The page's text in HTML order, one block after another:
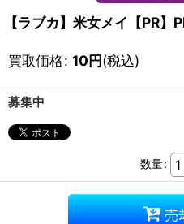
【ラブカ】米女メイ【PR
買取価格: 10円(税込)
募集中
数量:
売